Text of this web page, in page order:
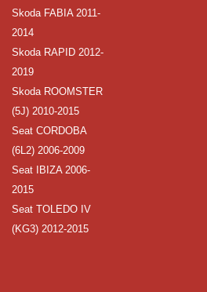
Skoda FABIA 2011-
2014
Skoda RAPID 2012-
2019
Skoda ROOMSTER
(5J) 2010-2015
Seat CORDOBA
(6L2) 2006-2009
Seat IBIZA 2006-
2015
Seat TOLEDO IV
(KG3) 2012-2015